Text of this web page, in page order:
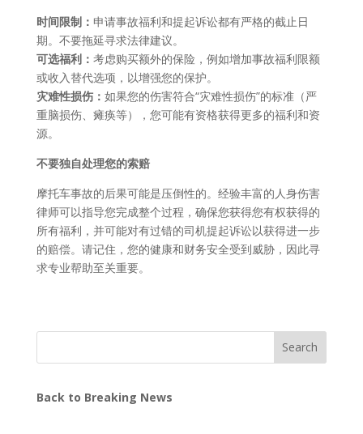
时间限制： 申请事故福利和提起诉讼都有严格的截止日
期。不要拖延寻求法律建议。
可选福利： 考虑购买额外的保险，例如增加事故福利限额
或收入替代选项，以增强您的保护。
灾难性损伤： 如果您的伤害符合“灾难性损伤”的标准（严
重脑损伤、瘫痪等），您可能有资格获得更多的福利和资
源。
不要独自处理您的索赔
摩托车事故的后果可能是压倒性的。经验丰富的人身伤害
律师可以指导您完成整个过程，确保您获得您有权获得的
所有福利，并可能对有过错的司机提起诉讼以获得进一步
的赔偿。请记住，您的健康和财务安全受到威胁，因此寻
求专业帮助至关重要。
Search
Back to Breaking News